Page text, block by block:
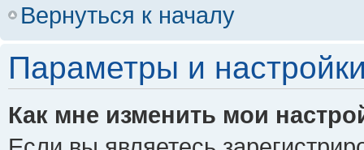
Вернуться к началу
Параметры и
Как мне изменить мои